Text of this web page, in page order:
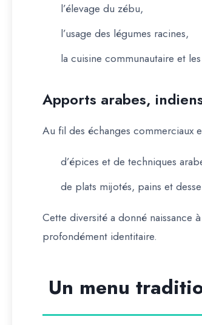
l’élevage du zébu,
l’usage des légumes racines,
la cuisine communautaire et
Apports arabes,
Au fil des échanges commerciaux
d’épices et de techniques
de plats mijotés, pains et
Cette diversité a donné naissance
profondément identitaire.
Un menu